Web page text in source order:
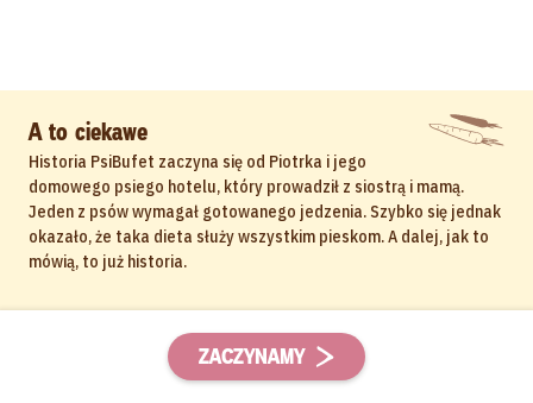
ZACZYNAMY
A to ciekawe
Historia PsiBufet zaczyna się od Piotrka i jego
domowego psiego hotelu, który prowadził z siostrą i mamą.
Jeden z psów wymagał gotowanego jedzenia. Szybko się jednak
okazało, że taka dieta służy wszystkim pieskom. A dalej, jak to
mówią, to już historia.